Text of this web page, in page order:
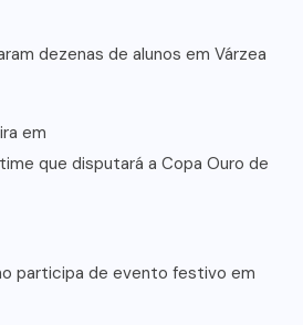
dezenas de alunos em Várzea
em
que disputará a Copa Ouro de
participa de evento festivo em